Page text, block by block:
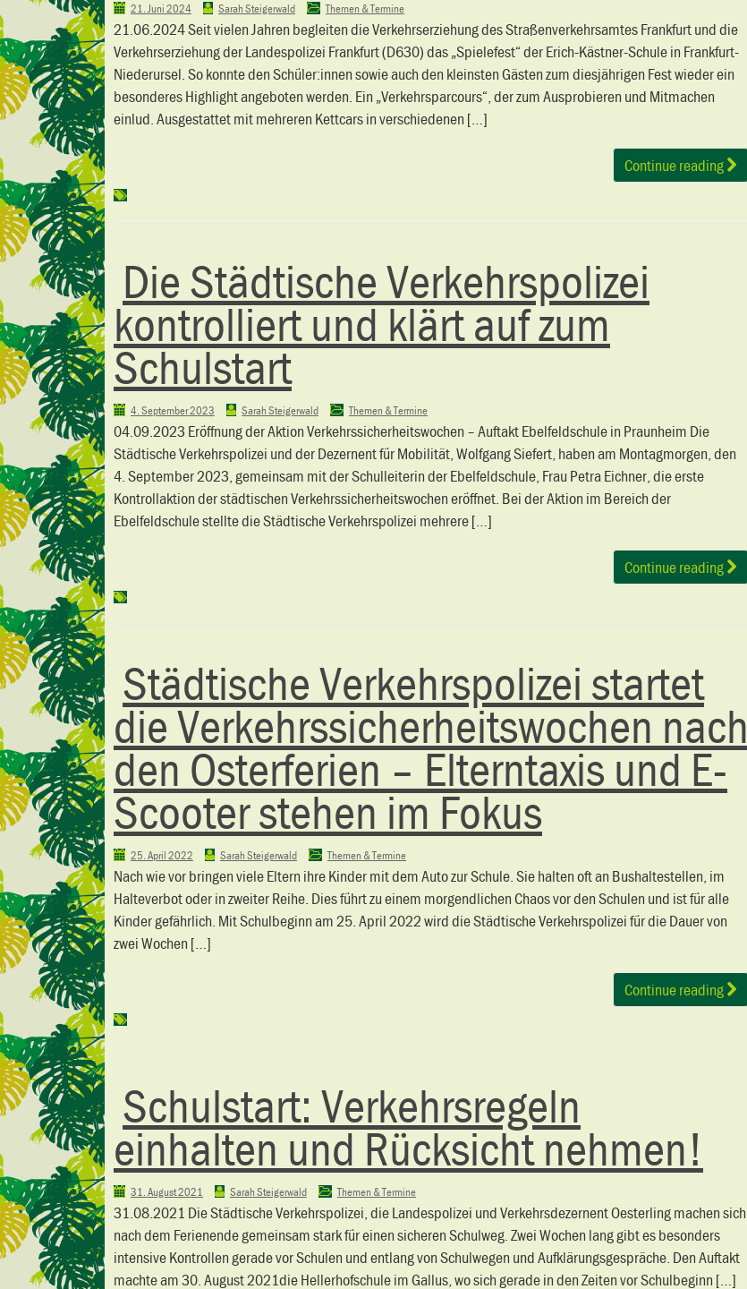
21. Juni 2024 Sarah Steigerwald Themen & Termine
21.06.2024 Seit vielen Jahren begleiten die Verkehrserziehung des Straßenverkehrsamtes Frankfurt und die
Verkehrserziehung der Landespolizei Frankfurt (D630) das „Spielefest“ der Erich-Kästner-Schule in Frankfurt-
Niederursel. So konnte den Schüler:innen sowie auch den kleinsten Gästen zum diesjährigen Fest wieder ein
besonderes Highlight angeboten werden. Ein „Verkehrsparcours“, der zum Ausprobieren und Mitmachen
einlud. Ausgestattet mit mehreren Kettcars in verschiedenen […]
Continue reading
Die Städtische Verkehrspolizei
kontrolliert und klärt auf zum
Schulstart
4. September 2023 Sarah Steigerwald Themen & Termine
04.09.2023 Eröffnung der Aktion Verkehrssicherheitswochen – Auftakt Ebelfeldschule in Praunheim Die
Städtische Verkehrspolizei und der Dezernent für Mobilität, Wolfgang Siefert, haben am Montagmorgen, den
4. September 2023, gemeinsam mit der Schulleiterin der Ebelfeldschule, Frau Petra Eichner, die erste
Kontrollaktion der städtischen Verkehrssicherheitswochen eröffnet. Bei der Aktion im Bereich der
Ebelfeldschule stellte die Städtische Verkehrspolizei mehrere […]
Continue reading
Städtische Verkehrspolizei startet
die Verkehrssicherheitswochen nach
den Osterferien – Elterntaxis und E-
Scooter stehen im Fokus
25. April 2022 Sarah Steigerwald Themen & Termine
Nach wie vor bringen viele Eltern ihre Kinder mit dem Auto zur Schule. Sie halten oft an Bushaltestellen, im
Halteverbot oder in zweiter Reihe. Dies führt zu einem morgendlichen Chaos vor den Schulen und ist für alle
Kinder gefährlich. Mit Schulbeginn am 25. April 2022 wird die Städtische Verkehrspolizei für die Dauer von
zwei Wochen […]
Continue reading
Schulstart: Verkehrsregeln
einhalten und Rücksicht nehmen!
31. August 2021 Sarah Steigerwald Themen & Termine
31.08.2021 Die Städtische Verkehrspolizei, die Landespolizei und Verkehrsdezernent Oesterling machen sich
nach dem Ferienende gemeinsam stark für einen sicheren Schulweg. Zwei Wochen lang gibt es besonders
intensive Kontrollen gerade vor Schulen und entlang von Schulwegen und Aufklärungsgespräche. Den Auftakt
machte am 30. August 2021die Hellerhofschule im Gallus, wo sich gerade in den Zeiten vor Schulbeginn […]